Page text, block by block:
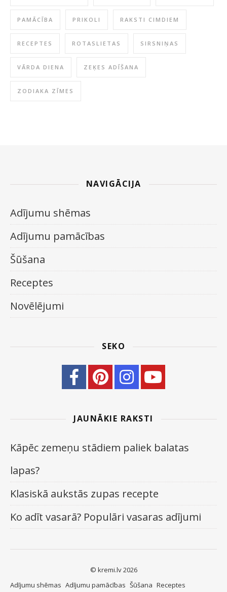
PAMĀCĪBA PRIKOLI RAKSTI CIMDIEM
RECEPTES ROTASLIETAS SIRSNIŅAS
VĀRDA DIENA ZEĶES ADĪŠANA
ZODIAKA ZĪMES
NAVIGĀCIJA
Adījumu shēmas
Adījumu pamācības
Šūšana
Receptes
Novēlējumi
SEKO
JAUNĀKIE RAKSTI
Kāpēc zemeņu stādiem paliek balatas
lapas?
Klasiskā aukstās zupas recepte
Ko adīt vasarā? Populāri vasaras adījumi
© kremi.lv 2026
Adījumu shēmas Adījumu pamācības Šūšana Receptes